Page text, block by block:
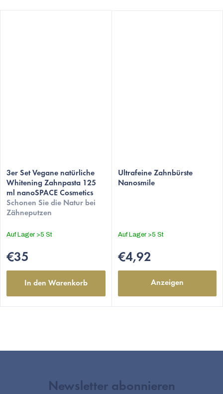
3er Set Vegane natürliche
Whitening Zahnpasta 125
ml nanoSPACE Cosmetics
Schonen Sie die Natur bei
Zähneputzen
Auf Lager >5 St
€35
In den Warenkorb
Ultrafeine Zahnbürste
Nanosmile
Auf Lager >5 St
€4,92
Anzeigen
Newsletter abonnieren